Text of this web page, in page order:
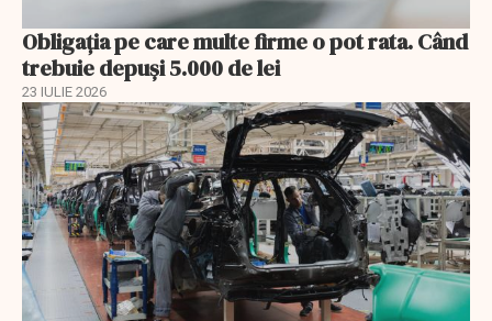
Obligația pe care multe firme o pot rata. Când
trebuie depuși 5.000 de lei
23 IULIE 2026